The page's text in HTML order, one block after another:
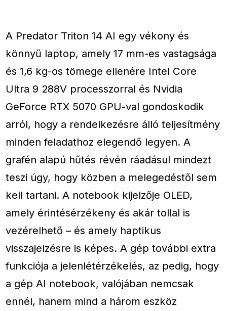
A Predator Triton 14 AI egy vékony és
könnyű laptop, amely 17 mm-es vastagsága
és 1,6 kg-os tömege ellenére Intel Core
Ultra 9 288V processzorral és Nvidia
GeForce RTX 5070 GPU-val gondoskodik
arról, hogy a rendelkezésre álló teljesítmény
minden feladathoz elegendő legyen. A
grafén alapú hűtés révén ráadásul mindezt
teszi úgy, hogy közben a melegedéstől sem
kell tartani. A notebook kijelzője OLED,
amely érintésérzékeny és akár tollal is
vezérelhető – és amely haptikus
visszajelzésre is képes. A gép további extra
funkciója a jelenlétérzékelés, az pedig, hogy
a gép AI notebook, valójában nemcsak
ennél, hanem mind a három eszköz